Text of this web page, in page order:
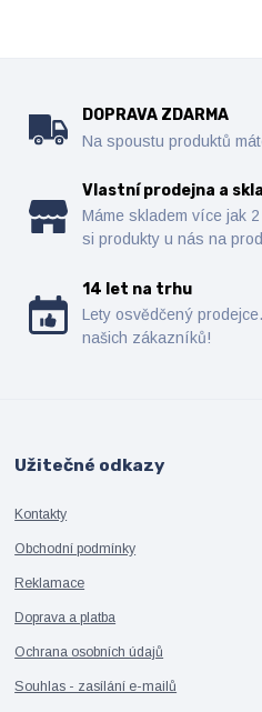
DOPRAVA ZDARMA
Na spoustu produktů
Vlastní prodejna a
Máme skladem více jak
si produkty u nás na
14 let na trhu
Lety osvědčený
našich zákazníků!
Užitečné odkazy
Kontakty
Obchodní podmínky
Reklamace
Doprava a platba
Ochrana osobních údajů
Souhlas - zasílání e-mailů